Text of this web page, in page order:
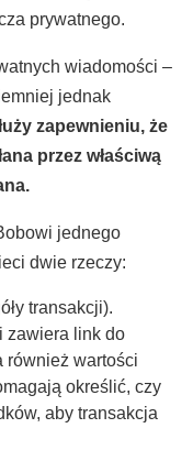
prywatnego.
wiadomości –
jednak
zapewnieniu, że
przez właściwą
jednego
dwie rzeczy:
transakcji).
zawiera link do
również wartości
określić, czy
aby transakcja